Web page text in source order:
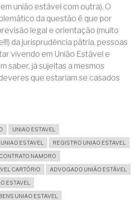
união estável com outra). O
da questão é que por
legal e orientação (muito
da jurisprudência pátria, pessoas
vivendo em União Estável e
saber, já sujeitas a mesmos
que estariam se casados
UNIAO ESTAVEL
ESTAVEL
REGISTRO UNIAO ESTAVEL
CONTRATO NAMORO
CARTÓRIO
ADVOGADO UNIÃO ESTÁVEL
ESTAVEL
UNIAO ESTAVEL